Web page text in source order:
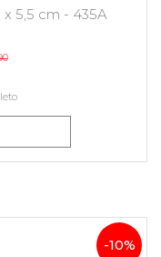
x 5,5 cm - 435A
-10%